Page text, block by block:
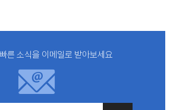
른 소식을 이메일로 받아보세요